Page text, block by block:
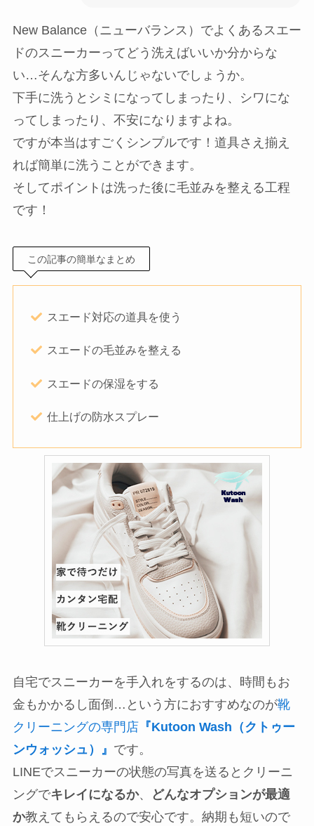
New Balance（ニューバランス）でよくあるスエー
ドのスニーカーってどう洗えばいいか分からな
い…そんな方多いんじゃないでしょうか。
下手に洗うとシミになってしまったり、シワにな
ってしまったり、不安になりますよね。
ですが本当はすごくシンプルです！道具さえ揃え
れば簡単に洗うことができます。
そしてポイントは洗った後に毛並みを整える工程
です！
この記事の簡単なまとめ
スエード対応の道具を使う
スエードの毛並みを整える
スエードの保湿をする
仕上げの防水スプレー
自宅でスニーカーを手入れをするのは、時間もお
金もかかるし面倒…という方におすすめなのが靴
クリーニングの専門店『Kutoon Wash（クトゥー
ンウォッシュ）』 です。
LINEでスニーカーの状態の写真を送るとクリーニ
ングでキレイになるか、
どんなオプションが最適
か教えてもらえるので安心です。納期も短いので